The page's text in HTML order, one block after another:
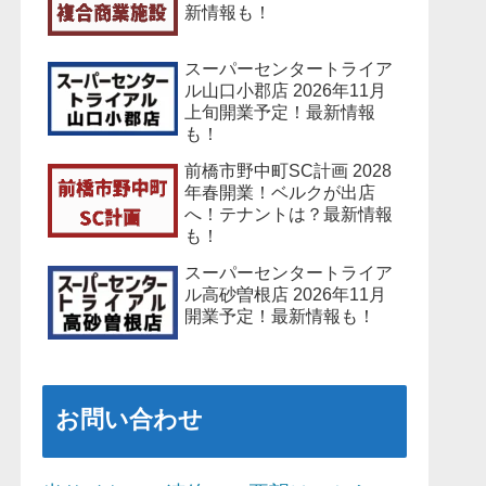
新情報も！
スーパーセンタートライア
ル山口小郡店 2026年11月
上旬開業予定！最新情報
も！
前橋市野中町SC計画 2028
年春開業！ベルクが出店
へ！テナントは？最新情報
も！
スーパーセンタートライア
ル高砂曽根店 2026年11月
開業予定！最新情報も！
お問い合わせ